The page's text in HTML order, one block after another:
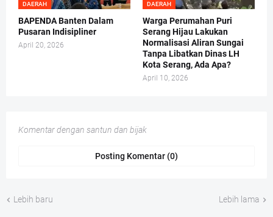
DAERAH
BAPENDA Banten Dalam
Pusaran Indisipliner
April 20, 2026
DAERAH
Warga Perumahan Puri
Serang Hijau Lakukan
Normalisasi Aliran Sungai
Tanpa Libatkan Dinas LH
Kota Serang, Ada Apa?
April 10, 2026
Komentar dengan santun dan bijak
Posting Komentar (0)
Lebih baru Lebih lama